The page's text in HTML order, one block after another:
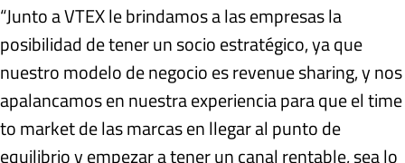
“Junto a VTEX le brindamos a las empresas la
posibilidad de tener un socio estratégico, ya que
nuestro modelo de negocio es revenue sharing, y nos
apalancamos en nuestra experiencia para que el time
to market de las marcas en llegar al punto de
equilibrio y empezar a tener un canal rentable, sea lo